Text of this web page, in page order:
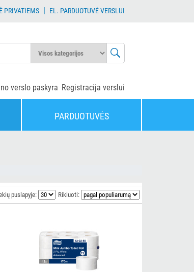
PRIVATIEMS| EL. PARDUOTUVĖ VERSLUI
Registracija verslui
verslo paskyra
PARDUOTUVĖS
Rikiuoti:
puslapyje: